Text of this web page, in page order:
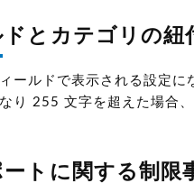
とカテゴリの紐
ールドで表示される設定
り 255 文字を超えた場合
トに関する制限